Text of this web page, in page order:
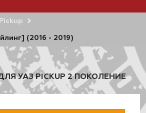
И АГРЕГАТАМ
Pickup
(2016 - 2019)
УАЗ PICKUP 2 ПОКОЛЕНИЕ